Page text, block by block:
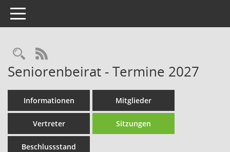
Toggle navigation
Rechercheauswahl
RSS-Feed
Seniorenbeirat - Termine 2027
Informationen Mitglieder
Vertreter Sitzungen
Beschlussstand